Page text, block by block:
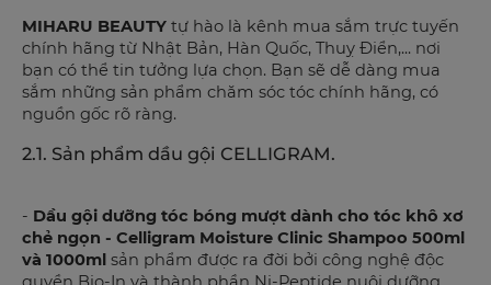
MIHARU BEAUTY tự hào là kênh mua sắm trực tuyến
chính hãng từ Nhật Bản, Hàn Quốc, Thuỵ Điển,... nơi
bạn có thể tin tưởng lựa chọn. Bạn sẽ dễ dàng mua
sắm những sản phẩm chăm sóc tóc chính hãng, có
nguồn gốc rõ ràng.
2.1. Sản phẩm dầu gội CELLIGRAM.
- Dầu gội dưỡng tóc bóng mượt dành cho tóc khô xơ
chẻ ngọn - Celligram Moisture Clinic Shampoo 500ml
và 1000ml sản phẩm được ra đời bởi công nghệ độc